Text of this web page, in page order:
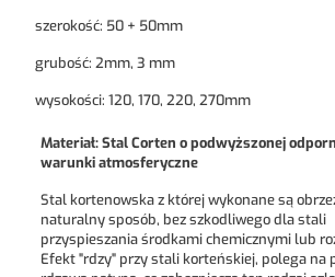
szerokość: 50 + 50mm
grubość: 2mm, 3 mm
wysokości: 120, 170, 220, 270mm
Materiał: Stal Corten o podwyższonej
warunki atmosferyczne
Stal kortenowska z której wykonane są
naturalny sposób, bez szkodliwego dla stali
przyspieszania środkami chemicznymi lub
Efekt "rdzy" przy stali korteńskiej, polega na